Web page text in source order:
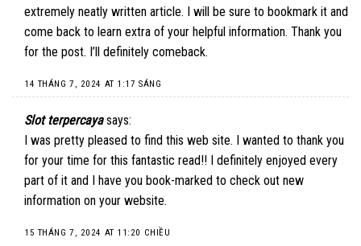
extremely neatly written article. I will be sure to bookmark it and
come back to learn extra of your helpful information. Thank you
for the post. I’ll definitely comeback.
14 THÁNG 7, 2024 AT 1:17 SÁNG
Slot terpercaya says:
I was pretty pleased to find this web site. I wanted to thank you
for your time for this fantastic read!! I definitely enjoyed every
part of it and I have you book-marked to check out new
information on your website.
15 THÁNG 7, 2024 AT 11:20 CHIỀU